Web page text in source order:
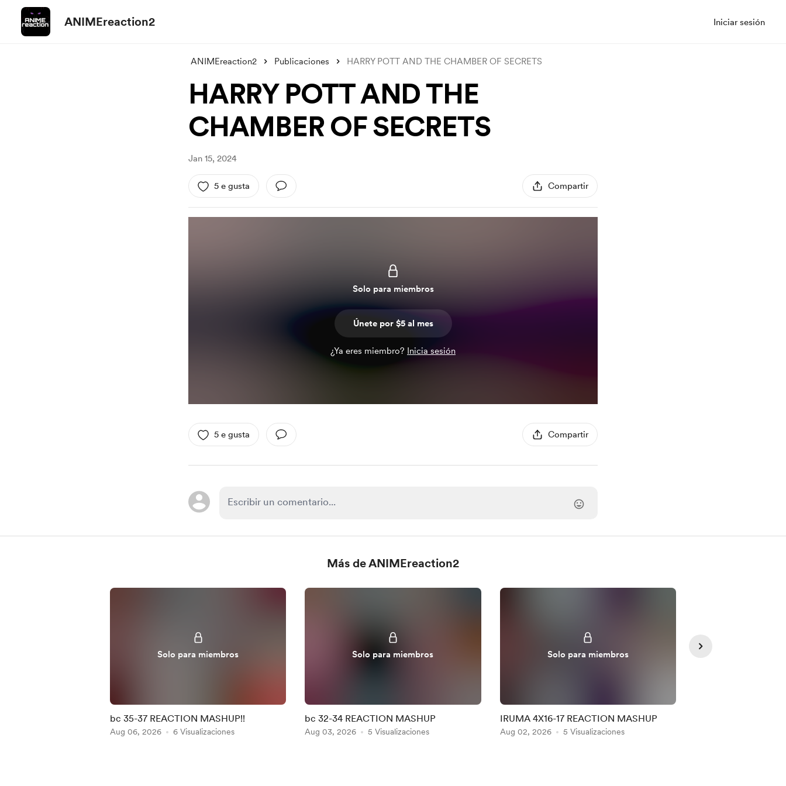
ANIMEreaction2 Iniciar sesión
ANIMEreaction2 Publicaciones HARRY POTT AND THE CHAMBER OF SECRETS
HARRY POTT AND THE
CHAMBER OF SECRETS
Jan 15, 2024
5 e gusta Compartir
Solo para miembros
Únete por $5 al mes
¿Ya eres miembro? Inicia sesión
5 e gusta Compartir
Más de ANIMEreaction2
Solo para miembros
bc 35-37 REACTION MASHUP!!
Aug 06, 2026 6 Visualizaciones
Solo para miembros
bc 32-34 REACTION MASHUP
Aug 03, 2026 5 Visualizaciones
Solo para miembros
IRUMA 4X16-17 REACTION MASHUP
Aug 02, 2026 5 Visualizaciones